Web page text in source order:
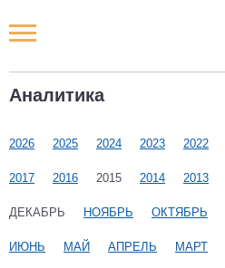
Аналитика
2026 2025 2024 2023 2022
2017 2016 2015 2014 2013
ДЕКАБРЬ НОЯБРЬ ОКТЯБРЬ
ИЮНЬ МАЙ АПРЕЛЬ МАРТ
Новости РФ
Наши мероприятия
Статьи